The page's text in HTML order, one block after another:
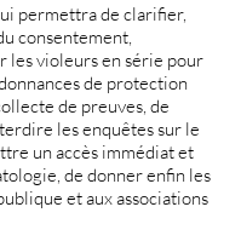
permettra de clarifier,
consentement,
les violeurs en série pour
de protection
de preuves, de
les enquêtes sur le
un accès immédiat et
de donner enfin les
et aux associations